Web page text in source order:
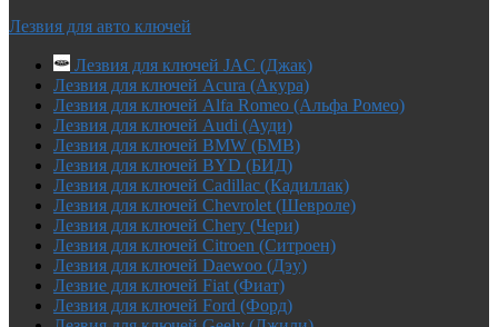
Лезвия для авто ключей
Лезвия для ключей JAC (Джак)
Лезвия для ключей Acura (Акура)
Лезвия для ключей Alfa Romeo (Альфа Ромео)
Лезвия для ключей Audi (Ауди)
Лезвия для ключей BMW (БМВ)
Лезвия для ключей BYD (БИД)
Лезвия для ключей Cadillac (Кадиллак)
Лезвия для ключей Chevrolet (Шевроле)
Лезвия для ключей Chery (Чери)
Лезвия для ключей Citroen (Ситроен)
Лезвия для ключей Daewoo (Дэу)
Лезвие для ключей Fiat (Фиат)
Лезвия для ключей Ford (Форд)